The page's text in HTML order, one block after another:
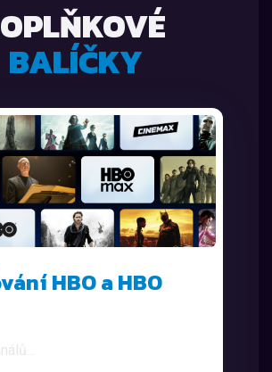
BALÍČKY
HBO a HBO